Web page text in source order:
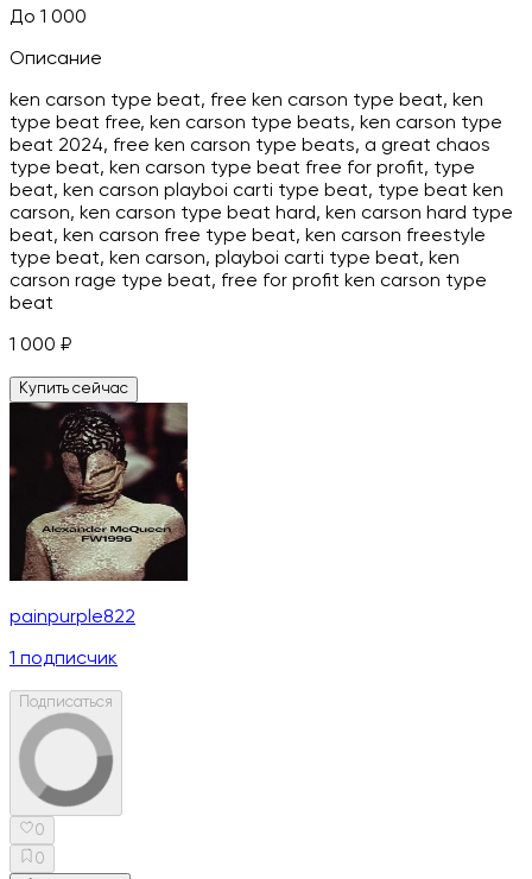
До 1 000
Описание
ken carson type beat, free ken carson type beat, ken
type beat free, ken carson type beats, ken carson type
beat 2024, free ken carson type beats, a great chaos
type beat, ken carson type beat free for profit, type
beat, ken carson playboi carti type beat, type beat ken
carson, ken carson type beat hard, ken carson hard type
beat, ken carson free type beat, ken carson freestyle
type beat, ken carson, playboi carti type beat, ken
carson rage type beat, free for profit ken carson type
beat
1 000 ₽
Купить сейчас
painpurple822
1 подписчик
Подписаться
0
0